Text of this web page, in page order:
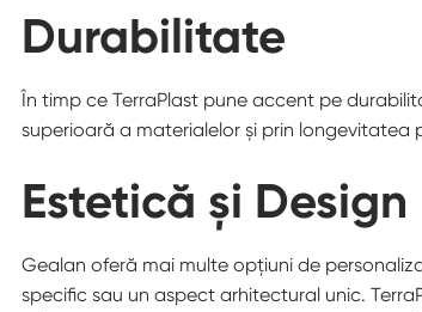
Durabilitate
În timp ce TerraPlast pune accent pe
superioară a materialelor și prin longevitatea
Estetică și Design
Gealan oferă mai multe opțiuni de
specific sau un aspect arhitectural unic.